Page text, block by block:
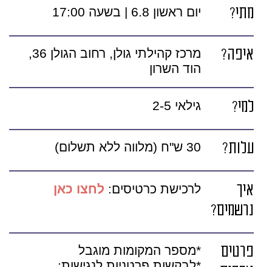
מתי? יום ראשון 6.8 | בשעה 17:00
איפה?
מרכז קהילתי גולן, רחוב הגולן 36,
הוד השרון
למי? גילאי 2-5
עלות? 30 ש"ח (מלווה ללא תשלום)
איך
נרשמים?
לרכישת כרטיסים: לחצו כאן
פרטים
*מספר המקומות מוגבל